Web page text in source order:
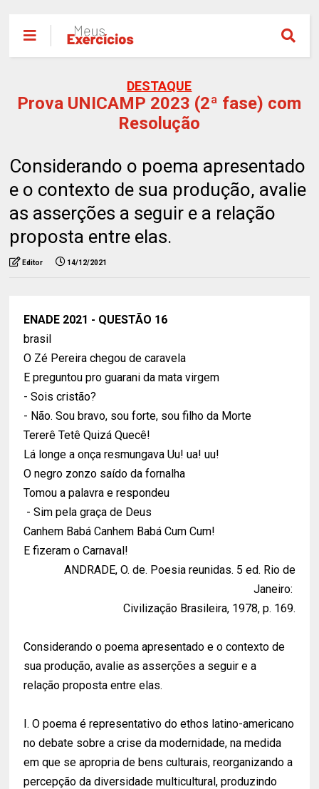
DESTAQUE
Prova UNICAMP 2023 (2ª fase) com
Resolução
Considerando o poema apresentado
e o contexto de sua produção, avalie
as asserções a seguir e a relação
proposta entre elas.
Editor 14/12/2021
ENADE 2021 - QUESTÃO 16
brasil
O Zé Pereira chegou de caravela
E preguntou pro guarani da mata virgem
- Sois cristão?
- Não. Sou bravo, sou forte, sou filho da Morte
Tererê Tetê Quizá Quecê!
Lá longe a onça resmungava Uu! ua! uu!
O negro zonzo saído da fornalha
Tomou a palavra e respondeu
- Sim pela graça de Deus
Canhem Babá Canhem Babá Cum Cum!
E fizeram o Carnaval!
ANDRADE, O. de. Poesia reunidas. 5 ed. Rio de
Janeiro:
Civilização Brasileira, 1978, p. 169.
Considerando o poema apresentado e o contexto de
sua produção, avalie as asserções a seguir e a
relação proposta entre elas.
I. O poema é representativo do ethos latino-americano
no debate sobre a crise da modernidade, na medida
em que se apropria de bens culturais, reorganizando a
percepção da diversidade multicultural, produzindo